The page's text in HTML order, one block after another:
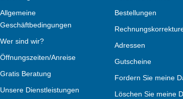
Allgemeine
Geschäftbedingungen
Wer sind wir?
Öffnungszeiten/Anreise
Gratis Beratung
Unsere Dienstleistungen
Bestellungen
Adressen
Gutscheine
Fordern Sie meine
Löschen Sie meine